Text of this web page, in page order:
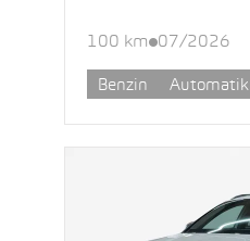
100 km 07/2026
Benzin Automatik